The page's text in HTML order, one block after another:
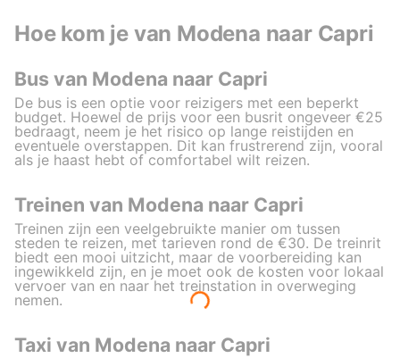
Hoe kom je van Modena naar Capri
Bus van Modena naar Capri
De bus is een optie voor reizigers met een beperkt
budget. Hoewel de prijs voor een busrit ongeveer €25
bedraagt, neem je het risico op lange reistijden en
eventuele overstappen. Dit kan frustrerend zijn, vooral
als je haast hebt of comfortabel wilt reizen.
Treinen van Modena naar Capri
Treinen zijn een veelgebruikte manier om tussen
steden te reizen, met tarieven rond de €30. De treinrit
biedt een mooi uitzicht, maar de voorbereiding kan
ingewikkeld zijn, en je moet ook de kosten voor lokaal
vervoer van en naar het treinstation in overweging
nemen.
Taxi van Modena naar Capri